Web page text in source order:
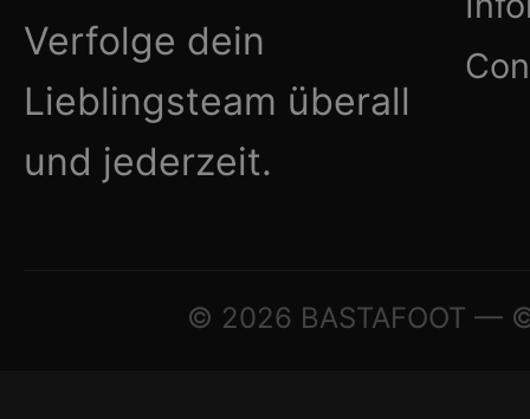
Verfolge dein
Lieblingsteam überall
und jederzeit.
© 2026 BASTAFOOT —